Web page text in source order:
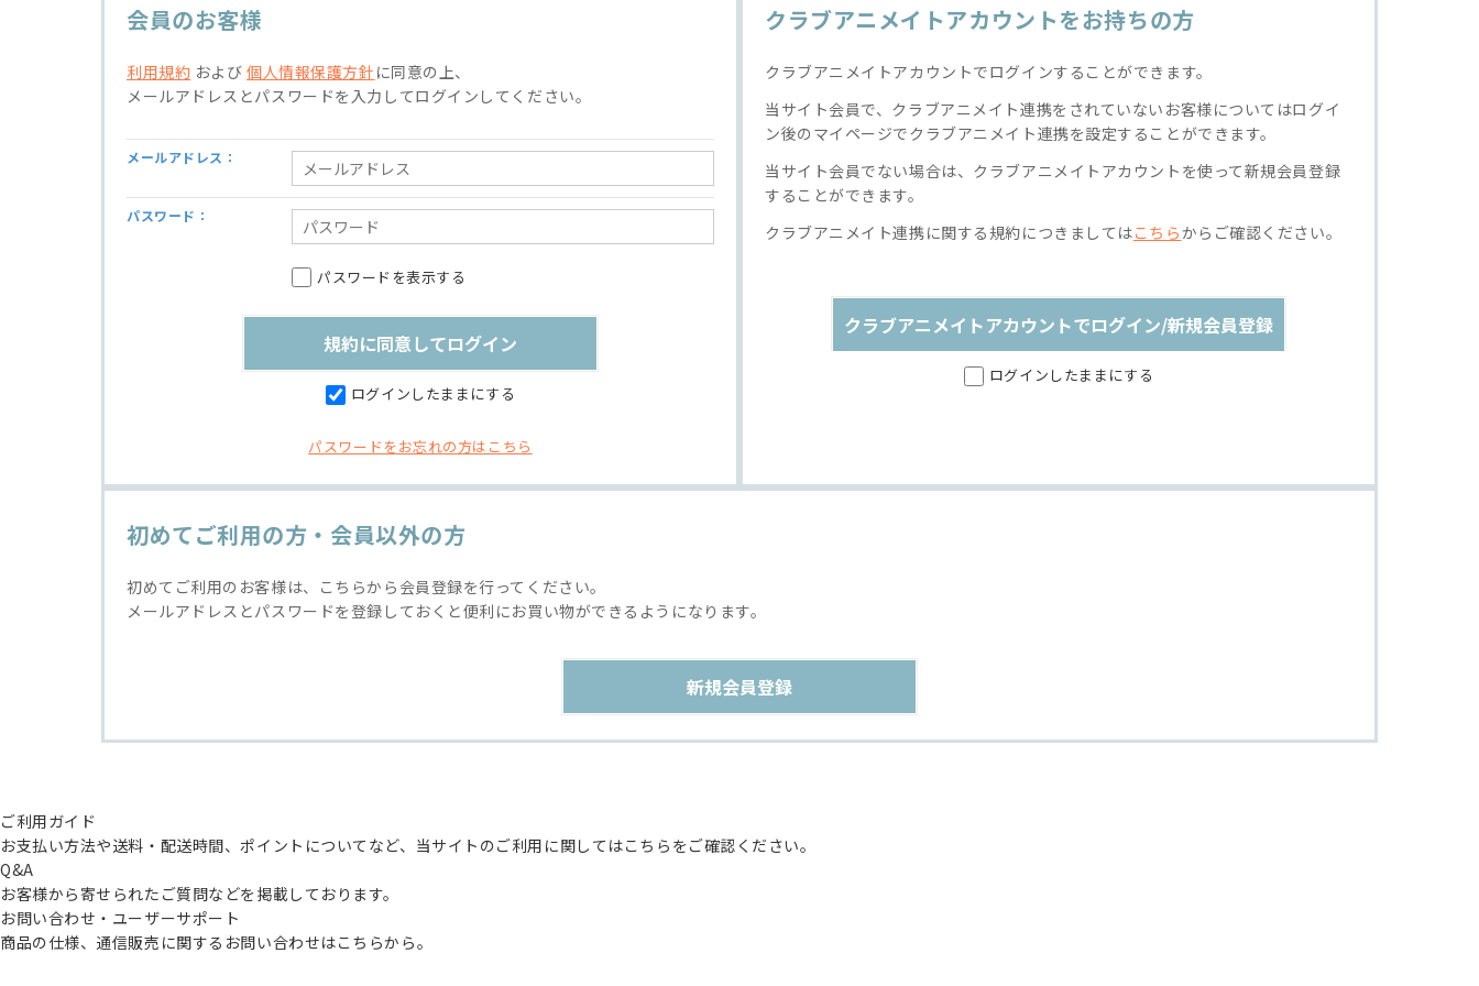
会員のお客様
利用規約 および個人情報保護方針 に同意の上、
メールアドレスとパスワードを入力してログインしてください。
メールアドレス：
パスワード：
パスワードを表示する
ログインしたままにする
パスワードをお忘れの方はこちら
クラブアニメイトアカウントをお持ちの方
クラブアニメイトアカウントでログインすることができます。
当サイト会員で、クラブアニメイト連携をされていないお客様についてはログイ
ン後のマイページでクラブアニメイト連携を設定することができます。
当サイト会員でない場合は、クラブアニメイトアカウントを使って新規会員登録
することができます。
クラブアニメイト連携に関する規約につきましてはこちらからご確認ください。
クラブアニメイトアカウントでログイン/新規会員登録
ログインしたままにする
初めてご利用の方・会員以外の方
初めてご利用のお客様は、こちらから会員登録を行ってください。
メールアドレスとパスワードを登録しておくと便利にお買い物ができるようになります。
ご利用ガイド
お支払い方法や送料・配送時間、ポイントについてなど、当サイトのご利用に関してはこちらをご確認ください。
Q&A
お客様から寄せられたご質問などを掲載しております。
お問い合わせ・ユーザーサポート
商品の仕様、通信販売に関するお問い合わせはこちらから。